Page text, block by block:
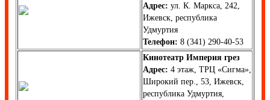
Адрес: ул. К. Маркса, 242,
Ижевск, республика
Удмуртия
Телефон: 8 (341) 290-40-53
Кинотеатр Империя грез
Адрес: 4 этаж, ТРЦ «Сигма»,
Широкий пер., 53, Ижевск,
республика Удмуртия,